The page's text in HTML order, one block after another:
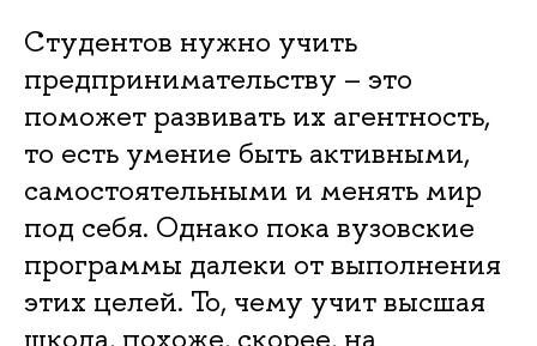
Студентов нужно учить
предпринимательству – это
поможет развивать их агентность,
то есть умение быть активными,
самостоятельными и менять мир
под себя. Однако пока вузовские
программы далеки от выполнения
этих целей. То, чему учит высшая
школа, похоже, скорее, на